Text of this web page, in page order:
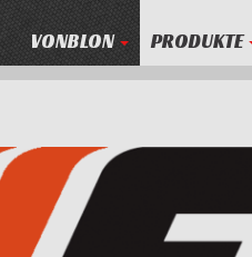
VONBLON PRODUKTE